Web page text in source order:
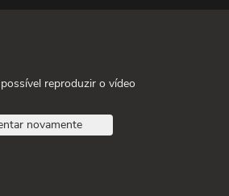
reproduzir o vídeo
novamente